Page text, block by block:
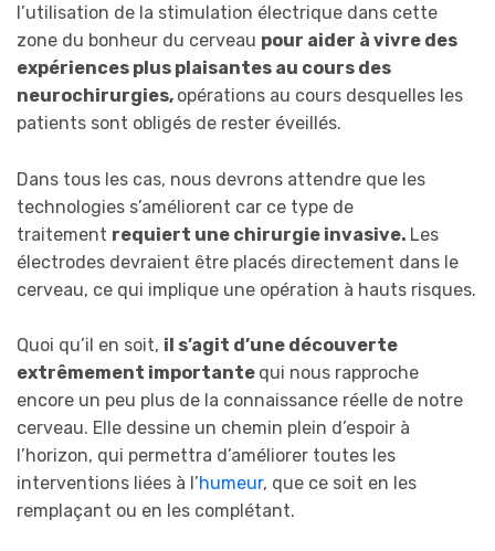
l’utilisation de la stimulation électrique dans cette
zone du bonheur du cerveau pour aider à vivre des
expériences plus plaisantes au cours des
neurochirurgies, opérations au cours desquelles les
patients sont obligés de rester éveillés.
Dans tous les cas, nous devrons attendre que les
technologies s’améliorent car ce type de
traitement requiert une chirurgie invasive. Les
électrodes devraient être placés directement dans le
cerveau, ce qui implique une opération à hauts risques.
Quoi qu’il en soit, il s’agit d’une découverte
extrêmement importante qui nous rapproche
encore un peu plus de la connaissance réelle de notre
cerveau. Elle dessine un chemin plein d’espoir à
l’horizon, qui permettra d’améliorer toutes les
interventions liées à l’humeur, que ce soit en les
remplaçant ou en les complétant.